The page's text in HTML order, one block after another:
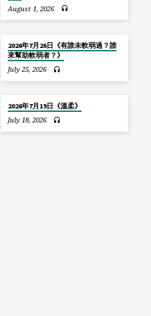
August 1, 2026
2026年7月26日《有誰未軟弱過？誰
來幫助軟弱者？》
July 25, 2026
2026年7月19日《溫柔》
July 18, 2026